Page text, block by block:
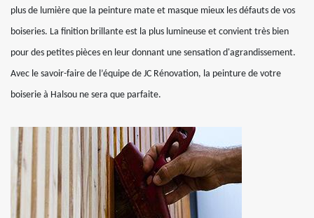
plus de lumière que la peinture mate et masque mieux les défauts de vos
boiseries. La finition brillante est la plus lumineuse et convient très bien
pour des petites pièces en leur donnant une sensation d'agrandissement.
Avec le savoir-faire de l’équipe de JC Rénovation, la peinture de votre
boiserie à Halsou ne sera que parfaite.